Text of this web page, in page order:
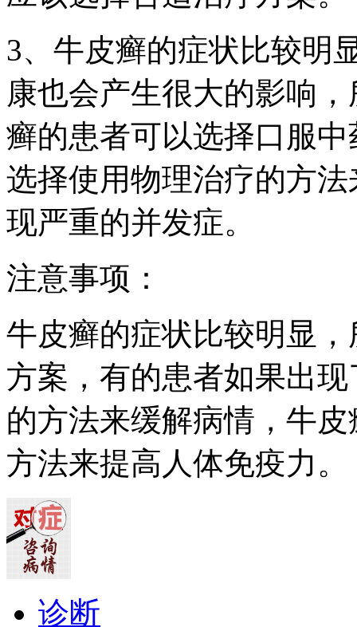
3、牛皮癣的症状比较明
康也会产生很大的影响
癣的患者可以选择口服
选择使用物理治疗的方
现严重的并发症。
注意事项：
牛皮癣的症状比较明显
方案，有的患者如果出
的方法来缓解病情，牛
方法来提高人体免疫力。
诊断